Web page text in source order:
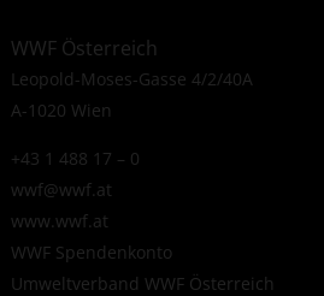
WWF Österreich
Leopold-Moses-Gasse 4/2/40A
A-1020 Wien
+43 1 488 17 – 0
wwf@wwf.at
www.wwf.at
WWF Spendenkonto
Umweltverband WWF Österreich